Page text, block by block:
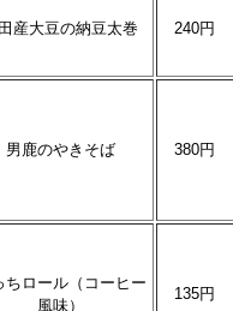
産大豆の納豆太巻 240円
男鹿のやきそば 380円
ちロール（コーヒー
風味）
135円